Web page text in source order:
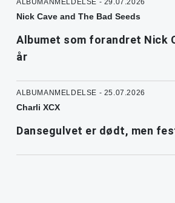
ALBUMANMELDELSE - 29.07.2026
Nick Cave and The Bad Seeds
Albumet som forandret Nick
år
ALBUMANMELDELSE - 25.07.2026
Charli XCX
Dansegulvet er dødt, men